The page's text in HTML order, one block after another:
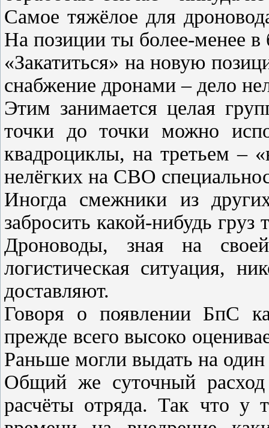
Самое тяжёлое для
На позиции ты более-менее в
«Закатиться» на новую
снабжение дронами – дело
Этим занимается целая
точки до точки можно
квадроциклы, на третьем –
нелёгких на СВО
Иногда смежники из
забросить какой-нибудь груз
Дроноводы, зная на
логистическая ситуация,
доставляют.
Говоря о появлении БпС
прежде всего высоко
Раньше могли выдать на
Общий же суточный расход
расчёты отряда. Так что у